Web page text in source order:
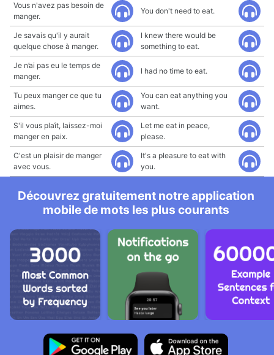
Vous n'avez pas besoin de
manger.
You don't need to eat.
Je savais qu'il y aurait
quelque chose à manger.
I knew there would be
something to eat.
Je n’ai pas eu le temps de
manger.
I had no time to eat.
Tu peux manger ce que tu
aimes.
You can eat anything you
want.
S'il vous plaît, laissez-moi
manger en paix.
Let me eat in peace,
please.
C'est un plaisir de manger
avec vous.
It's a pleasure to eat with
you.
Découvrez gratuitement notre application
mobile de mots les plus courants